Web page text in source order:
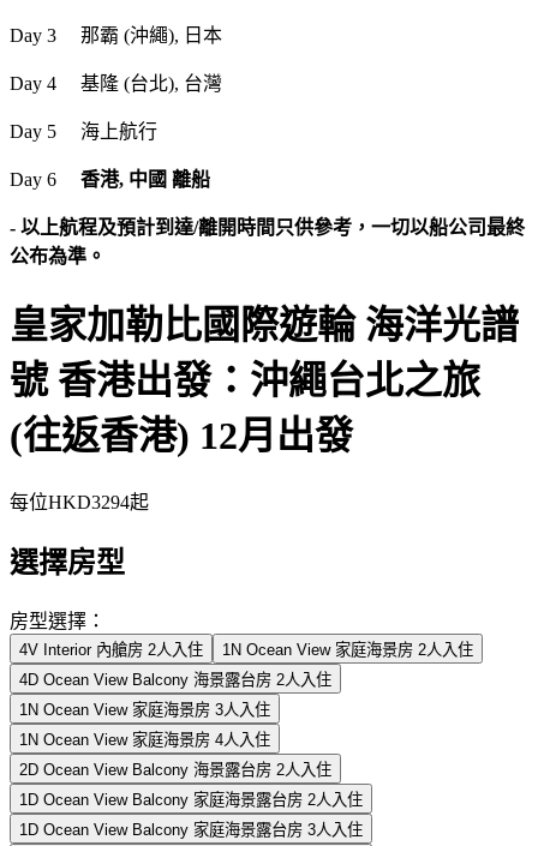
Day 3 那霸 (沖繩), 日本
Day 4 基隆 (台北), 台灣
Day 5 海上航行
Day 6 香港, 中國 離船
- 以上航程及預計到達/離開時間只供參考，一切以船公司最終
公布為準。
皇家加勒比國際遊輪 海洋光譜
號 香港出發：沖繩台北之旅
(往返香港) 12月出發
每位HKD3294起
選擇房型
房型選擇：
4V Interior 內艙房 2人入住
1N Ocean View 家庭海景房 2人入住
4D Ocean View Balcony 海景露台房 2人入住
1N Ocean View 家庭海景房 3人入住
1N Ocean View 家庭海景房 4人入住
2D Ocean View Balcony 海景露台房 2人入住
1D Ocean View Balcony 家庭海景露台房 2人入住
1D Ocean View Balcony 家庭海景露台房 3人入住